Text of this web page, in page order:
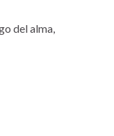
del alma,